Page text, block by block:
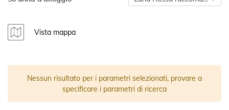
Vista mappa
Nessun risultato per i parametri selezionati, provare a
specificare i parametri di ricerca